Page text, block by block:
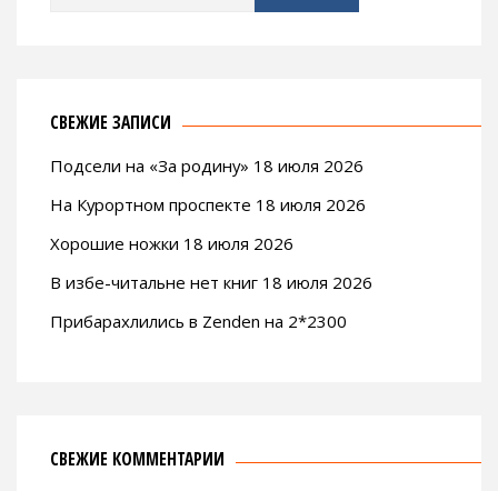
СВЕЖИЕ ЗАПИСИ
Подсели на «За родину» 18 июля 2026
На Курортном проспекте 18 июля 2026
Хорошие ножки 18 июля 2026
В избе-читальне нет книг 18 июля 2026
Прибарахлились в Zenden на 2*2300
СВЕЖИЕ КОММЕНТАРИИ